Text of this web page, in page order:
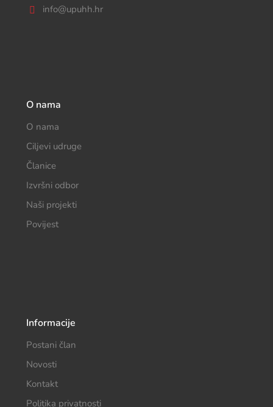
info@upuhh.hr
O nama
O nama
Ciljevi udruge
Članice
Izvršni odbor
Naši projekti
Povijest
Informacije
Postani član
Novosti
Kontakt
Politika privatnosti